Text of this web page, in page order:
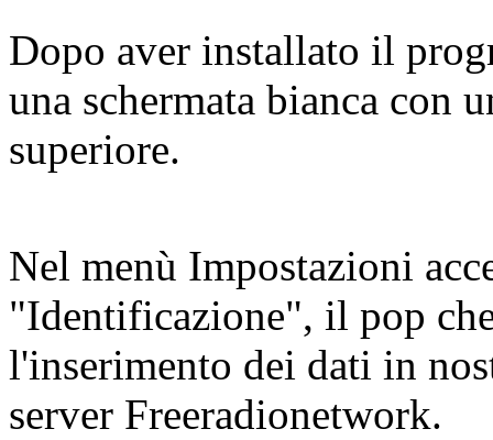
Dopo aver installato il
una schermata bianca con
superiore.
Nel menù Impostazioni
"Identificazione", il pop
l'inserimento dei dati in
server Freeradionetwork.